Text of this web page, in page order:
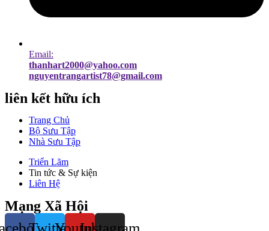
Email:
thanhart2000@yahoo.com
nguyentrangartist78@gmail.com
liên kết hữu ích
Trang Chủ
Bộ Sưu Tập
Nhà Sưu Tập
Triển Lãm
Tin tức & Sự kiện
Liên Hệ
Mạng Xã Hội
TwitterYoutubeInstagram